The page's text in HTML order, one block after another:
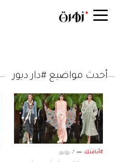
أحدث مواضيع #دار ديور
#أناقتك 7 يوليو